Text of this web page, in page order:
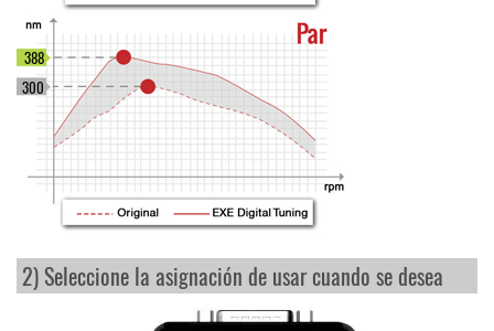
300
388
2) Seleccione la asignación de usar cuando se desea